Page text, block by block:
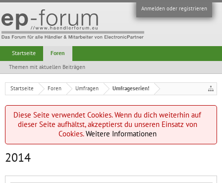
Anmelden oder registrieren
Startseite Foren Umfragen Umfrageserien!
Diese Seite verwendet Cookies. Wenn du dich weiterhin auf
dieser Seite aufhältst, akzeptierst du unseren Einsatz von
Cookies.Weitere Informationen
2014
Startseite Foren
Themen mit aktuellen Beiträgen